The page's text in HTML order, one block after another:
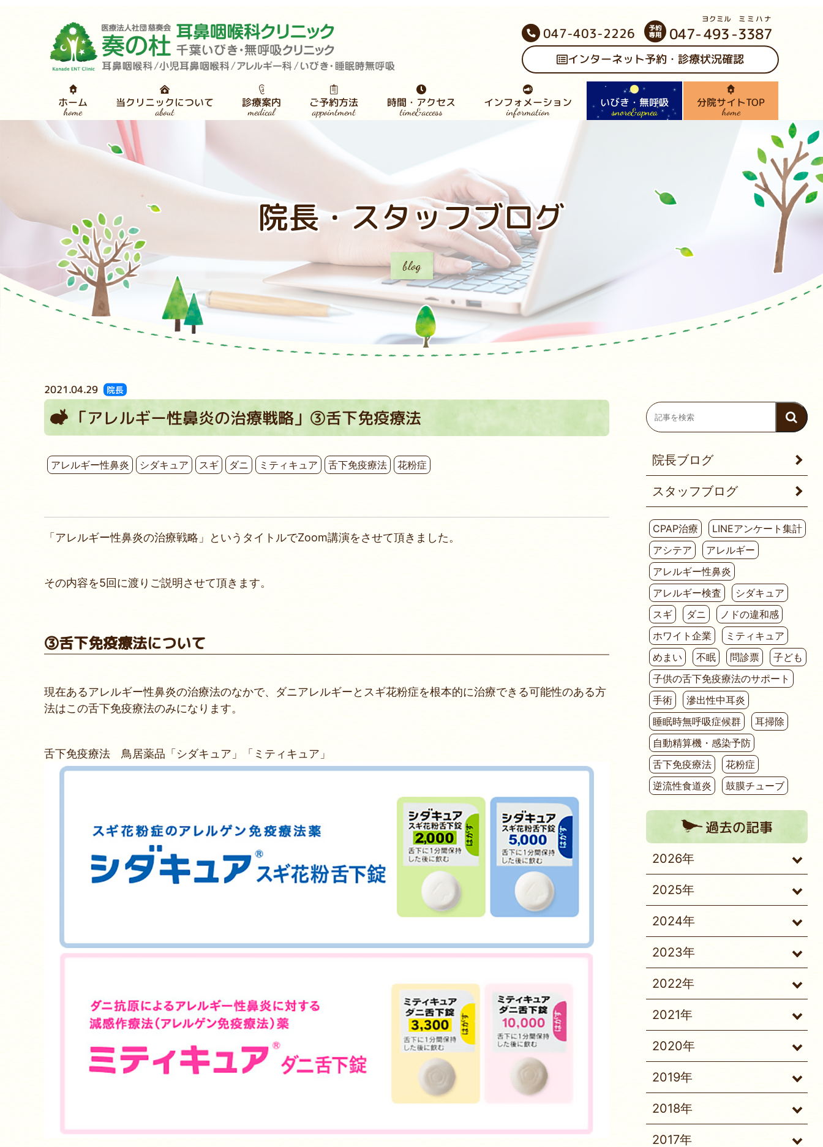
047-403-2226 047-493
ヨクミル
-3387
ミミハナ
インターネット予約・診療状況確認
ホーム
home
当クリニックについて
about
ごあいさつ
医師・スタッフ紹介
クリニック紹介
感染対策について
診療案内
medical
ご予約方法
appointment
時間・アクセス
time&access
インフォメーション
information
いびき・無呼吸
snore&apnea
分院サイトTOP
home
院長・スタッフブログ
blog
2021.04.29 院長
「アレルギー性鼻炎の治療戦略」③舌下免疫療法
アレルギー性鼻炎 シダキュア スギ ダニ ミティキュア 舌下免疫療法 花粉症
「アレルギー性鼻炎の治療戦略」というタイトルでZoom講演をさせて頂きました。
その内容を5回に渡りご説明させて頂きます。
③舌下免疫療法について
現在あるアレルギー性鼻炎の治療法のなかで、ダニアレルギーとスギ花粉症を根本的に治療できる可能性のある方
法はこの舌下免疫療法のみになります。
舌下免疫療法 鳥居薬品「シダキュア」「ミティキュア」
院長ブログ
スタッフブログ
CPAP治療
LINEアンケート集計
アシテア
アレルギー
アレルギー性鼻炎
アレルギー検査
シダキュア
スギ
ダニ
ノドの違和感
ホワイト企業
ミティキュア
めまい
不眠 問診票
子ども
子供の舌下免疫療法のサポート
手術
滲出性中耳炎
睡眠時無呼吸症候群
耳掃除
自動精算機・感染予防
舌下免疫療法
花粉症
逆流性食道炎
鼓膜チューブ
過去の記事
2026年
2025年
2024年
2023年
2022年
2021年
2020年
2019年
2018年
2017年